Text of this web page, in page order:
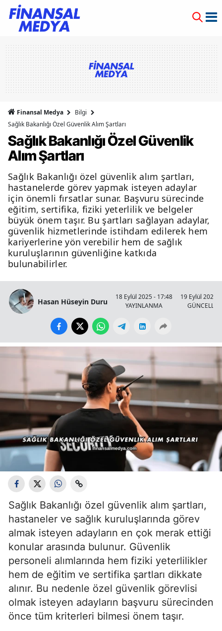
Finansal Medya
Bilgi
Sağlık Bakanlığı Özel Güvenlik Alım Şartları
Sağlık Bakanlığı Özel Güvenlik
Alım Şartları
Sağlık Bakanlığı özel güvenlik alım şartları,
hastanelerde görev yapmak isteyen adaylar
için önemli fırsatlar sunar. Başvuru sürecinde
eğitim, sertifika, fiziki yeterlilik ve belgeler
büyük önem taşır. Bu şartları sağlayan adaylar,
güvenlik hizmetlerinde istihdam edilerek hem
kariyerlerine yön verebilir hem de sağlık
kuruluşlarının güvenliğine katkıda
bulunabilirler.
Hasan Hüseyin Duru
18 Eylül 2025 - 17:48
YAYINLANMA
19 Eylül 2025
Sağlık Bakanlığı özel güvenlik alım şartları,
hastaneler ve sağlık kuruluşlarında görev
almak isteyen adayların en çok merak ettiği
konular arasında bulunur. Güvenlik
personeli alımlarında hem fiziki yeterlilikler
hem de eğitim ve sertifika şartları dikkate
alınır. Bu nedenle özel güvenlik görevlisi
olmak isteyen adayların başvuru sürecinden
önce tüm kriterleri bilmesi önem taşır.